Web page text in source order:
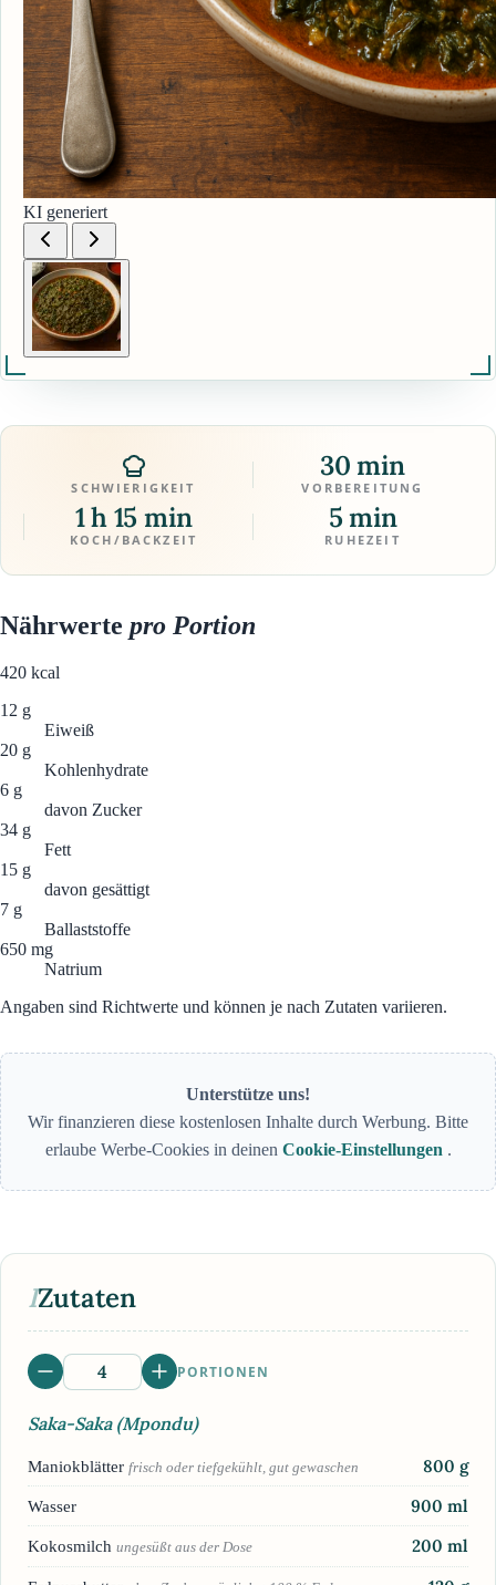
KI generiert
SCHWIERIGKEIT
30 min
VORBEREITUNG
1 h 15 min
KOCH/BACKZEIT
5 min
RUHEZEIT
Nährwerte pro Portion
420 kcal
12 g
Eiweiß
20 g
Kohlenhydrate
6 g
davon Zucker
34 g
Fett
15 g
davon gesättigt
7 g
Ballaststoffe
650 mg
Natrium
Angaben sind Richtwerte und können je nach Zutaten variieren.
Unterstütze uns!
Wir finanzieren diese kostenlosen Inhalte durch Werbung. Bitte
erlaube Werbe-Cookies in deinen Cookie-Einstellungen .
IZutaten
PORTIONEN
Saka-Saka (Mpondu)
Maniokblätter frisch oder tiefgekühlt, gut gewaschen 800 g
Wasser 900 ml
Kokosmilch ungesüßt aus der Dose 200 ml